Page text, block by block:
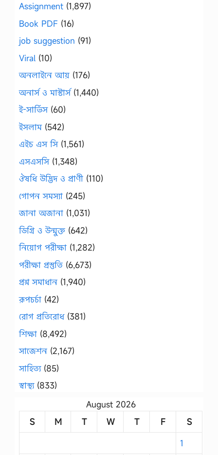
Assignment (1,897)
Book PDF (16)
job suggestion (91)
Viral (10)
অনলাইনে আয় (176)
অনার্স ও মাস্টার্স(1,440)
ই-সার্ভিস(60)
ইসলাম(542)
এইচ এস সি(1,561)
এসএসসি(1,348)
ঔষধি উদ্ভিদ ও প্রাণী (110)
গোপন সমস্যা (245)
জানা অজানা (1,031)
ডিগ্রি ও উন্মুক্ত (642)
নিয়োগ পরীক্ষা (1,282)
পরীক্ষা প্রস্তুতি (6,673)
প্রশ্ন সমাধান (1,940)
রূপচর্চা (42)
রোগ প্রতিরোধ(381)
শিক্ষা (8,492)
সাজেশন (2,167)
সাহিত্য(85)
স্বাস্থ্য(833)
August 2026
S
M T W T F
S
1